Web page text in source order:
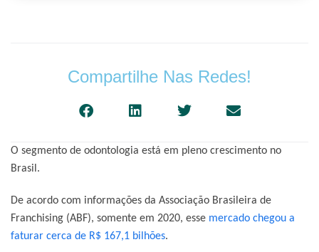
Compartilhe Nas Redes!
O segmento de odontologia está em pleno crescimento no
Brasil.
De acordo com informações da Associação Brasileira de
Franchising (ABF), somente em 2020, esse mercado chegou a
faturar cerca de R$ 167,1 bilhões.